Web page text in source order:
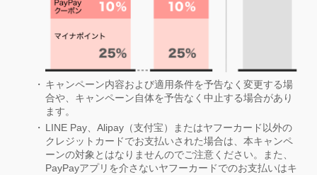
キャンペーン内容および適用条件を予告なく変更する場
合や、キャンペーン自体を予告なく中止する場合があり
ます。
LINE Pay、Alipay（支付宝）またはヤフーカード以外の
クレジットカードでお支払いされた場合は、本キャンペ
ーンの対象とはなりませんのでご注意ください。また、
PayPayアプリを介さないヤフーカードでのお支払いはキ